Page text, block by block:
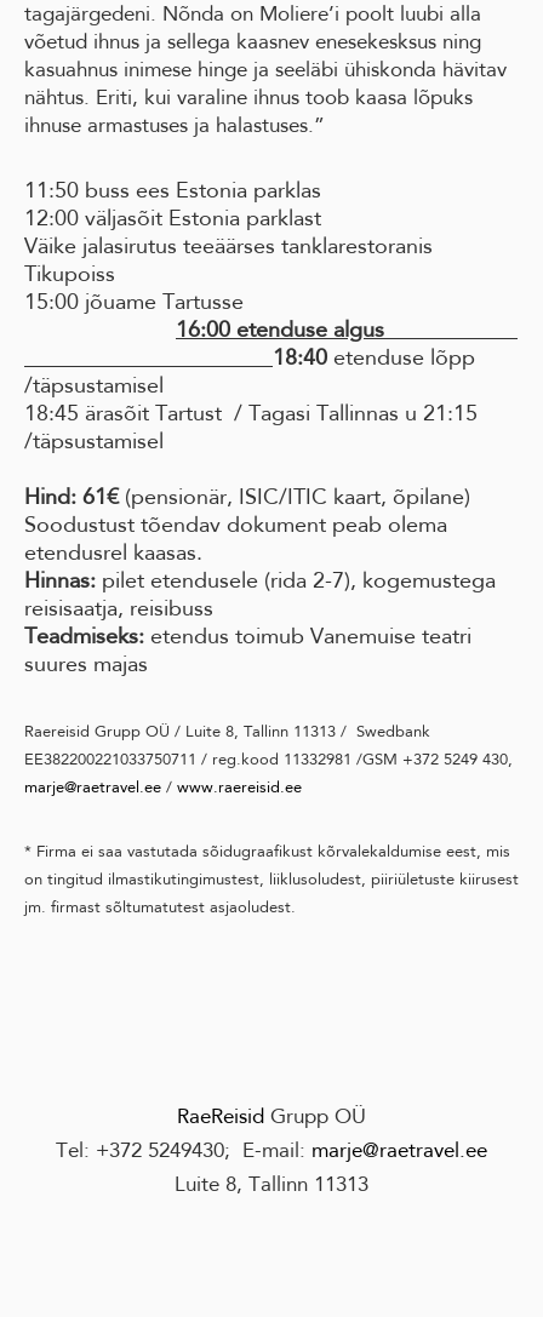
tagajärgedeni. Nõnda on Moliere’i poolt luubi alla
võetud ihnus ja sellega kaasnev enesekesksus ning
kasuahnus inimese hinge ja seeläbi ühiskonda hävitav
nähtus. Eriti, kui varaline ihnus toob kaasa lõpuks
ihnuse armastuses ja halastuses.”
11:50 buss ees Estonia parklas
12:00 väljasõit Estonia parklast
Väike jalasirutus teeäärses tanklarestoranis
Tikupoiss
15:00 jõuame Tartusse
16:00 etenduse algus
18:40 etenduse lõpp
/täpsustamisel
18:45 ärasõit Tartust / Tagasi Tallinnas u 21:15
/täpsustamisel
Hind: 61€(pensionär, ISIC/ITIC kaart, õpilane)
Soodustust tõendav dokument peab olema
etendusrel kaasas.
Hinnas: pilet etendusele (rida 2-7), kogemustega
reisisaatja, reisibuss
Teadmiseks: etendus toimub Vanemuise teatri
suures majas
Raereisid Grupp OÜ / Luite 8, Tallinn 11313 / Swedbank
EE382200221033750711 / reg.kood 11332981 /GSM +372 5249 430,
marje@raetravel.ee / www.raereisid.ee
* Firma ei saa vastutada sõidugraafikust kõrvalekaldumise eest, mis
on tingitud ilmastikutingimustest, liiklusoludest, piiriületuste kiirusest
jm. firmast sõltumatutest asjaoludest.
RaeReisid Grupp OÜ
Tel: +372 5249430; E-mail: marje@raetravel.ee
Luite 8, Tallinn 11313